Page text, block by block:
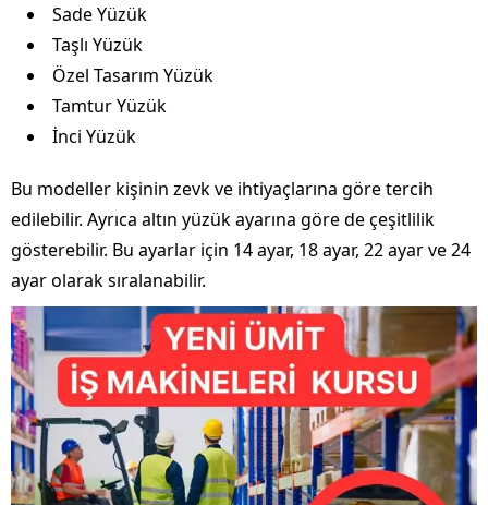
Sade Yüzük
Taşlı Yüzük
Özel Tasarım Yüzük
Tamtur Yüzük
İnci Yüzük
Bu modeller kişinin zevk ve ihtiyaçlarına göre tercih
edilebilir. Ayrıca altın yüzük ayarına göre de çeşitlilik
gösterebilir. Bu ayarlar için 14 ayar, 18 ayar, 22 ayar ve 24
ayar olarak sıralanabilir.